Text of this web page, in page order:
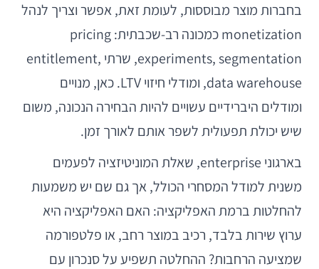
בחברות מוצר מבוססות, לעומת זאת, אפשר וצריך לנהל
monetization כמכונה רב-שכבתית: pricing
experiments, segmentation, שרתי entitlement,
data warehouse, ומודלי חיזוי LTV. כאן, מנויים
ומודלים היברידיים עשויים להיות הבחירה הנכונה, משום
שיש יכולת תפעולית לשפר אותם לאורך זמן.
בארגוני enterprise, שאלת המוניטיזציה לפעמים
משנית למודל המסחרי הכולל, אך גם שם יש משמעות
להחלטות ברמת האפליקציה: האם האפליקציה היא
ערוץ שירות בלבד, רכיב במוצר רחב, או פלטפורמה
שמציעה הרחבות? ההחלטה תשפיע על סנכרון עם